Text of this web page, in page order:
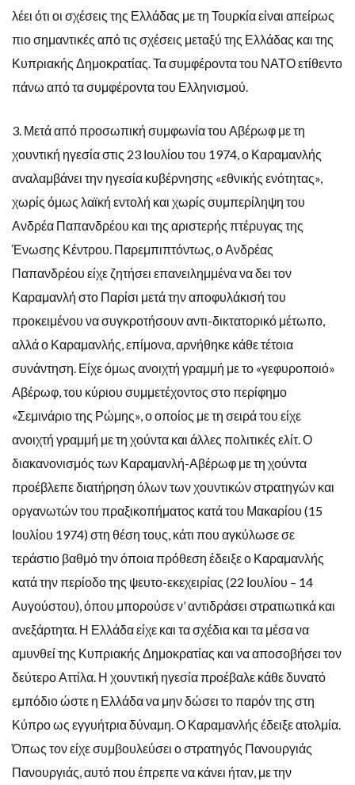
λέει ότι οι σχέσεις της Ελλάδας με τη Τουρκία είναι απείρως
πιο σημαντικές από τις σχέσεις μεταξύ της Ελλάδας και της
Κυπριακής Δημοκρατίας. Τα συμφέροντα του ΝΑΤΟ ετίθεντο
πάνω από τα συμφέροντα του Ελληνισμού.
3. Μετά από προσωπική συμφωνία του Αβέρωφ με τη
χουντική ηγεσία στις 23 Ιουλίου του 1974, ο Καραμανλής
αναλαμβάνει την ηγεσία κυβέρνησης «εθνικής ενότητας»,
χωρίς όμως λαϊκή εντολή και χωρίς συμπερίληψη του
Ανδρέα Παπανδρέου και της αριστερής πτέρυγας της
Ένωσης Κέντρου. Παρεμπιπτόντως, ο Ανδρέας
Παπανδρέου είχε ζητήσει επανειλημμένα να δει τον
Καραμανλή στο Παρίσι μετά την αποφυλάκισή του
προκειμένου να συγκροτήσουν αντι-δικτατορικό μέτωπο,
αλλά ο Καραμανλής, επίμονα, αρνήθηκε κάθε τέτοια
συνάντηση. Είχε όμως ανοιχτή γραμμή με το «γεφυροποιό»
Αβέρωφ, του κύριου συμμετέχοντος στο περίφημο
«Σεμινάριο της Ρώμης», ο οποίος με τη σειρά του είχε
ανοιχτή γραμμή με τη χούντα και άλλες πολιτικές ελίτ. Ο
διακανονισμός των Καραμανλή-Αβέρωφ με τη χούντα
προέβλεπε διατήρηση όλων των χουντικών στρατηγών και
οργανωτών του πραξικοπήματος κατά του Μακαρίου (15
Ιουλίου 1974) στη θέση τους, κάτι που αγκύλωσε σε
τεράστιο βαθμό την όποια πρόθεση έδειξε ο Καραμανλής
κατά την περίοδο της ψευτο-εκεχειρίας (22 Ιουλίου – 14
Αυγούστου), όπου μπορούσε ν’ αντιδράσει στρατιωτικά και
ανεξάρτητα. Η Ελλάδα είχε και τα σχέδια και τα μέσα να
αμυνθεί της Κυπριακής Δημοκρατίας και να αποσοβήσει τον
δεύτερο Αττίλα. Η χουντική ηγεσία προέβαλε κάθε δυνατό
εμπόδιο ώστε η Ελλάδα να μην δώσει το παρόν της στη
Κύπρο ως εγγυήτρια δύναμη. Ο Καραμανλής έδειξε ατολμία.
Όπως τον είχε συμβουλεύσει ο στρατηγός Πανουργιάς
Πανουργιάς, αυτό που έπρεπε να κάνει ήταν, με την